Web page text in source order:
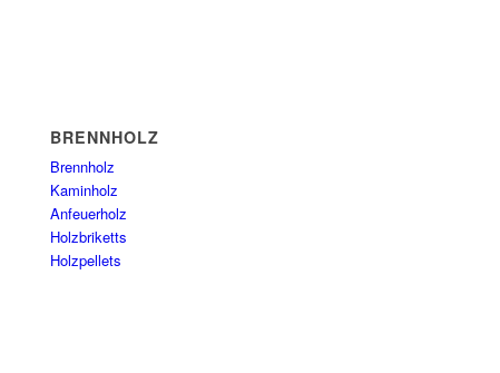
BRENNHOLZ
Brennholz
Kaminholz
Anfeuerholz
Holzbriketts
Holzpellets